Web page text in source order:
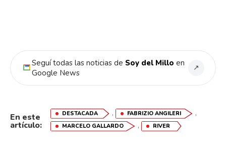
Seguí todas las noticias de Soy del Millo en
Google News
↗
En este
artículo:
DESTACADA , FABRIZIO ANGILERI ,
MARCELO GALLARDO , RIVER